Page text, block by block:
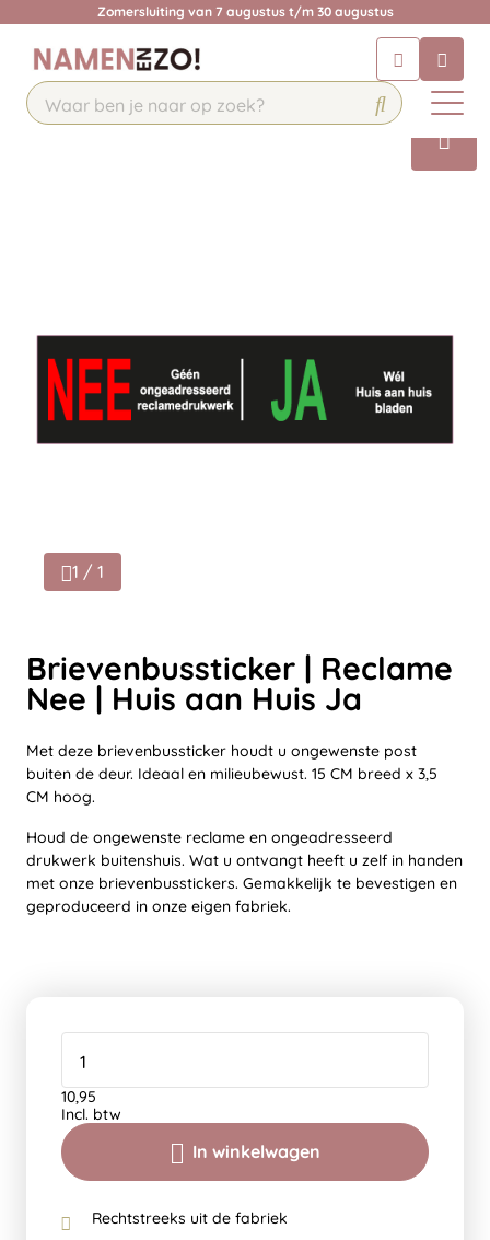
Zomersluiting van 7 augustus t/m 30 augustus
Chat 24/7 met onze chatbot voor
hulp
Contact
1 / 1
Brievenbussticker | Reclame
Nee | Huis aan Huis Ja
Met deze brievenbussticker houdt u ongewenste post
buiten de deur. Ideaal en milieubewust. 15 CM breed x 3,5
CM hoog.
Houd de ongewenste reclame en ongeadresseerd
drukwerk buitenshuis. Wat u ontvangt heeft u zelf in handen
met onze brievenbusstickers. Gemakkelijk te bevestigen en
geproduceerd in onze eigen fabriek.
In winkelwagen
10,95
Incl. btw
Rechtstreeks uit de fabriek